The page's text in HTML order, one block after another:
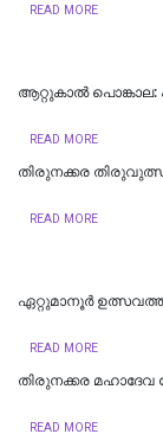
READ MORE
ആറ്റുകാൽ പൊങ്കാല:
READ MORE
തിരുനക്കര
READ MORE
ഏറ്റുമാനൂർ
READ MORE
തിരുനക്കര മഹാദേവ
READ MORE